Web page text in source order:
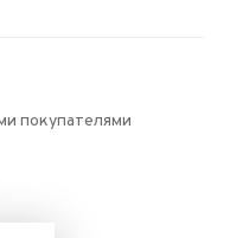
покупателями